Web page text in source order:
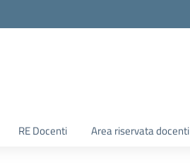
RE Docenti Area riservata docenti